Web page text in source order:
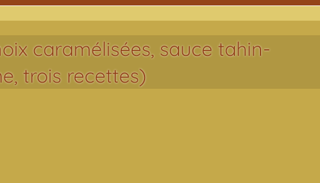
caramélisées, sauce tahin-
trois recettes)